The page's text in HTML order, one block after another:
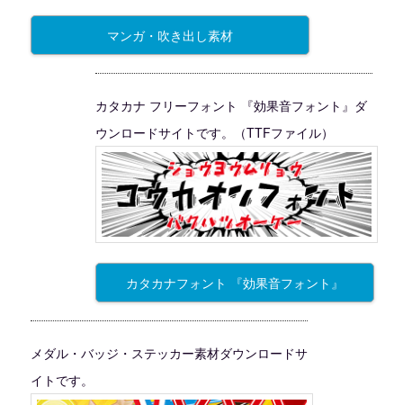
マンガ・吹き出し素材
カタカナ フリーフォント 『効果音フォント』ダ
ウンロードサイトです。（TTFファイル）
カタカナフォント 『効果音フォント』
メダル・バッジ・ステッカー素材ダウンロードサ
イトです。